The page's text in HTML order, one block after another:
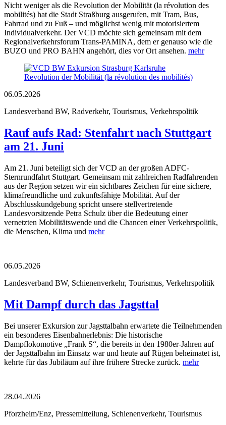
Nicht weniger als die Revolution der Mobilität (la révolution des
mobilités) hat die Stadt Straßburg ausgerufen, mit Tram, Bus,
Fahrrad und zu Fuß – und möglichst wenig mit motorisiertem
Individualverkehr. Der VCD möchte sich gemeinsam mit dem
Regionalverkehrsforum Trans-PAMINA, dem er genauso wie die
BUZO und PRO BAHN angehört, dies vor Ort ansehen. mehr
06.05.2026
Landesverband BW, Radverkehr, Tourismus, Verkehrspolitik
Rauf aufs Rad: Stenfahrt nach Stuttgart
am 21. Juni
Am 21. Juni beteiligt sich der VCD an der großen ADFC-
Sternrundfahrt Stuttgart. Gemeinsam mit zahlreichen Radfahrenden
aus der Region setzen wir ein sichtbares Zeichen für eine sichere,
klimafreundliche und zukunftsfähige Mobilität. Auf der
Abschlusskundgebung spricht unsere stellvertretende
Landesvorsitzende Petra Schulz über die Bedeutung einer
vernetzten Mobilitätswende und die Chancen einer Verkehrspolitik,
die Menschen, Klima und mehr
06.05.2026
Landesverband BW, Schienenverkehr, Tourismus, Verkehrspolitik
Mit Dampf durch das Jagsttal
Bei unserer Exkursion zur Jagsttalbahn erwartete die Teilnehmenden
ein besonderes Eisenbahnerlebnis: Die historische
Dampflokomotive „Frank S“, die bereits in den 1980er-Jahren auf
der Jagsttalbahn im Einsatz war und heute auf Rügen beheimatet ist,
kehrte für das Jubiläum auf ihre frühere Strecke zurück. mehr
28.04.2026
Pforzheim/Enz, Pressemitteilung, Schienenverkehr, Tourismus